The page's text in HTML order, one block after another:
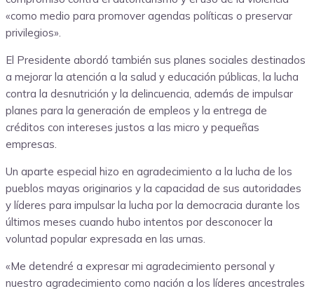
«como medio para promover agendas políticas o preservar
privilegios».
El Presidente abordó también sus planes sociales destinados
a mejorar la atención a la salud y educación públicas, la lucha
contra la desnutrición y la delincuencia, además de impulsar
planes para la generación de empleos y la entrega de
créditos con intereses justos a las micro y pequeñas
empresas.
Un aparte especial hizo en agradecimiento a la lucha de los
pueblos mayas originarios y la capacidad de sus autoridades
y líderes para impulsar la lucha por la democracia durante los
últimos meses cuando hubo intentos por desconocer la
voluntad popular expresada en las urnas.
«Me detendré a expresar mi agradecimiento personal y
nuestro agradecimiento como nación a los líderes ancestrales